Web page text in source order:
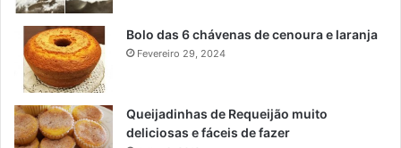
Bolo das 6 chávenas de cenoura e laranja
Fevereiro 29, 2024
Queijadinhas de Requeijão muito
deliciosas e fáceis de fazer